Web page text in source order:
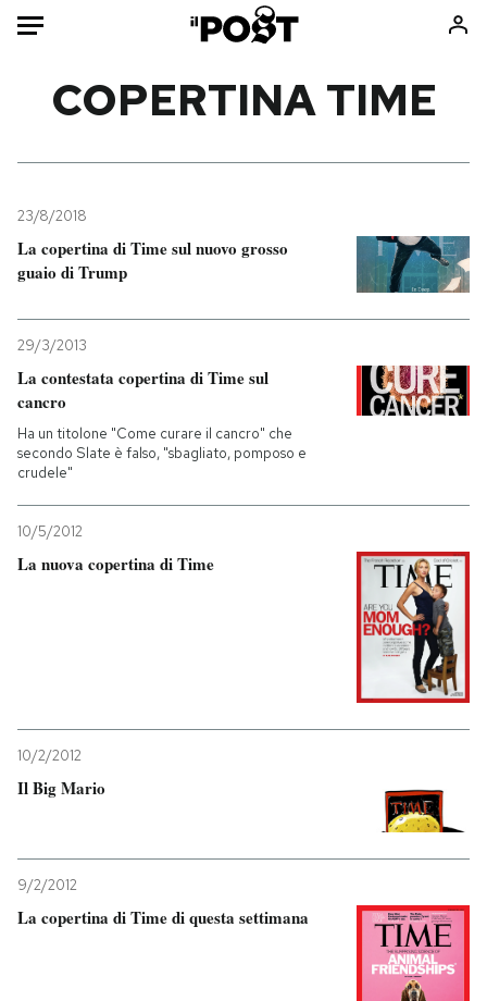
Mondo
Politica
Tecnologia
Scienza
Cultura
Sport
Consumismi
Mondiali calcio 2026
PODCAST
SHOP
AREA PERSONALE
COPERTINA TIME
23/8/2018
La copertina di Time sul nuovo grosso
guaio di Trump
29/3/2013
La contestata copertina di Time sul
cancro
Ha un titolone "Come curare il cancro" che
secondo Slate è falso, "sbagliato, pomposo e
crudele"
10/5/2012
La nuova copertina di Time
10/2/2012
Il Big Mario
9/2/2012
La copertina di Time di questa settimana